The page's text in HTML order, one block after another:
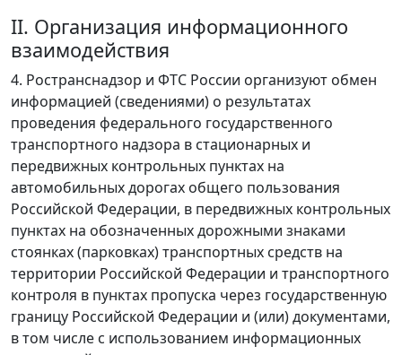
II. Организация информационного
взаимодействия
4. Ространснадзор и ФТС России организуют обмен
информацией (сведениями) о результатах
проведения федерального государственного
транспортного надзора в стационарных и
передвижных контрольных пунктах на
автомобильных дорогах общего пользования
Российской Федерации, в передвижных контрольных
пунктах на обозначенных дорожными знаками
стоянках (парковках) транспортных средств на
территории Российской Федерации и транспортного
контроля в пунктах пропуска через государственную
границу Российской Федерации и (или) документами,
в том числе с использованием информационных